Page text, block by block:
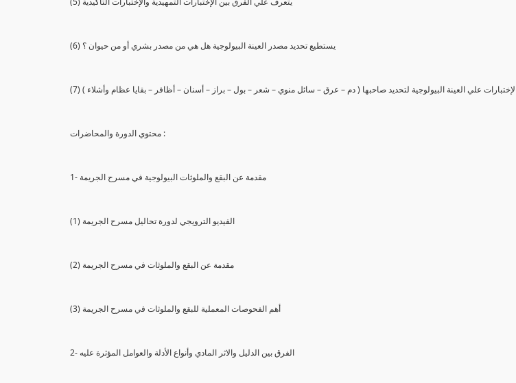
(6) يستطيع تحديد مصدر العينة البيولوجية هل هي من مصدر بشري أو من حيوان ؟
الإختبارات علي العينة البيولوجية لتحديد صاحبها ( دم – عرق – سائل منوي – شعر – بول – براز – أسنان – أظافر – بقايا عظام وأشلاء )
محتوي الدورة والمحاضرات :
1- مقدمة عن البقع والملوثات البيولوجية في مسرح الجريمة
(1) الفيديو الترويجي لدورة تحاليل مسرح الجريمة
(2) مقدمة عن البقع والملوثات في مسرح الجريمة
(3) أهم الفحوصات المعملية للبقع والملوثات في مسرح الجريمة
2- الفرق بين الدليل والاثر المادي وأنواع الأدلة والعوامل المؤثرة عليه